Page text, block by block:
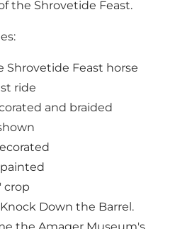
the Shrovetide Feast.
Shrovetide Feast horse
ride
and braided
crop
Down the Barrel.